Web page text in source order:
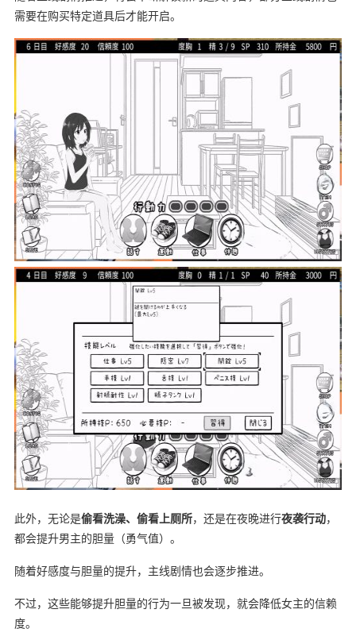
需要在购买特定道具后才能开启。
此外，无论是偷看洗澡、偷看上厕所，还是在夜晚进行夜袭行动，
都会提升男主的胆量（勇气值）。
随着好感度与胆量的提升，主线剧情也会逐步推进。
不过，这些能够提升胆量的行为一旦被发现，就会降低女主的信赖
度。